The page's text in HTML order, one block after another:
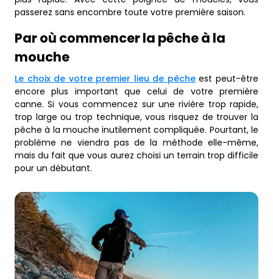
passerez sans encombre toute votre première saison.
Par où commencer la pêche à la
mouche
Le choix de votre premier lieu de pêcheest peut-être
encore plus important que celui de votre première
canne. Si vous commencez sur une rivière trop rapide,
trop large ou trop technique, vous risquez de trouver la
pêche à la mouche inutilement compliquée. Pourtant, le
problème ne viendra pas de la méthode elle-même,
mais du fait que vous aurez choisi un terrain trop difficile
pour un débutant.